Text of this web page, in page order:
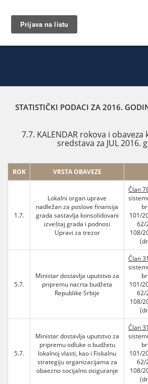
STATISTIČKI PODACI ZA 2016.
7.7. KALENDAR rokova i
sredstava za JUL 2016.
ROK VRSTA OBAVEZE
1.7.
Lokalni organ uprave
nadležan za poslove finansija
grada sastavlja konsolidovani
izveštaj grada i podnosi
Upravi za trezor
Član
101/
62/
108/
5.7.
Ministar dostavlja uputstvo za
pripremu nacrta budžeta
Republike Srbije
Član
101/
62/
108/
5.7.
Ministar dostavlja uputstvo za
pripremu odluke o budžetu
lokalnoj vlasti, kao i Fiskalnu
strategiju organizacijama za
obaezno socijalno osiguranje
Član
101/
62/
108/